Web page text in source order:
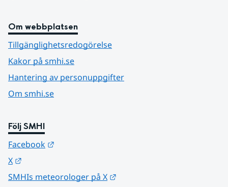
Om webbplatsen
Tillgänglighetsredogörelse
Kakor på smhi.se
Hantering av personuppgifter
Om smhi.se
Följ SMHI
Facebook
X
SMHIs meteorologer på X